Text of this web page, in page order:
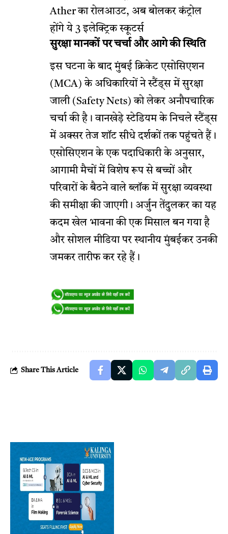
Ather का रोलआउट, अब बोलकर कंट्रोल
होंगे ये 3 इलेक्ट्रिक स्कूटर्स
सुरक्षा मानकों पर चर्चा और आगे की स्थिति
इस घटना के बाद मुंबई क्रिकेट एसोसिएशन
(MCA) के अधिकारियों ने स्टैंड्स में सुरक्षा
जाली (Safety Nets) को लेकर अनौपचारिक
चर्चा की है। वानखेड़े स्टेडियम के निचले स्टैंड्स
में अक्सर तेज शॉट सीधे दर्शकों तक पहुंचते हैं।
एसोसिएशन के एक पदाधिकारी के अनुसार,
आगामी मैचों में विशेष रूप से बच्चों और
परिवारों के बैठने वाले ब्लॉक में सुरक्षा व्यवस्था
की समीक्षा की जाएगी। अर्जुन तेंदुलकर का यह
कदम खेल भावना की एक मिसाल बन गया है
और सोशल मीडिया पर स्थानीय मुंबईकर उनकी
जमकर तारीफ कर रहे हैं।
Share This Article